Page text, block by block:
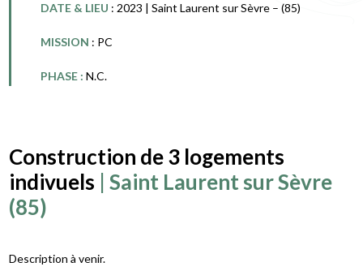
Construction de 3 logements
indivuels | Saint Laurent sur Sèvre
(85)
Description à venir.
DATE & LIEU : 2023 | Saint Laurent sur Sèvre – (85)
MISSION : PC
PHASE : N.C.